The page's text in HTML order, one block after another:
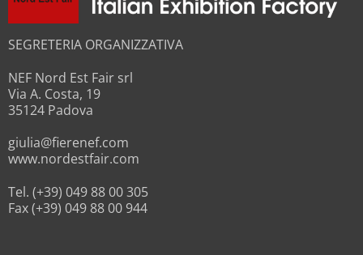
SEGRETERIA ORGANIZZATIVA
NEF Nord Est Fair srl
Via A. Costa, 19
35124 Padova
giulia@fierenef.com
www.nordestfair.com
Tel. (+39) 049 88 00 305
Fax (+39) 049 88 00 944